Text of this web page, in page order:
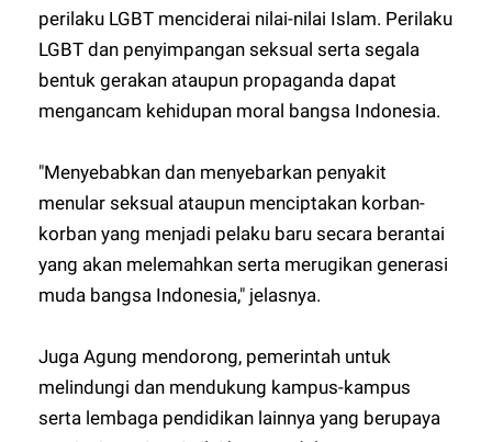
perilaku LGBT menciderai nilai-nilai Islam. Perilaku
LGBT dan penyimpangan seksual serta segala
bentuk gerakan ataupun propaganda dapat
mengancam kehidupan moral bangsa Indonesia.
"Menyebabkan dan menyebarkan penyakit
menular seksual ataupun menciptakan korban-
korban yang menjadi pelaku baru secara berantai
yang akan melemahkan serta merugikan generasi
muda bangsa Indonesia," jelasnya.
Juga Agung mendorong, pemerintah untuk
melindungi dan mendukung kampus-kampus
serta lembaga pendidikan lainnya yang berupaya